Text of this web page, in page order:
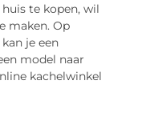
te kopen, wil
maken. Op
kan je een
model naar
kachelwinkel